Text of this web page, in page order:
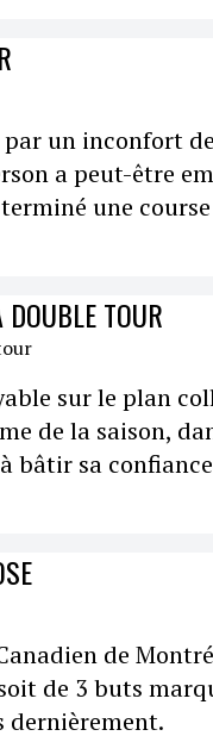
un inconfort
a peut-être
une
TOUR
sur le plan
de la saison,
bâtir sa
de
de 3 buts
dernièrement.